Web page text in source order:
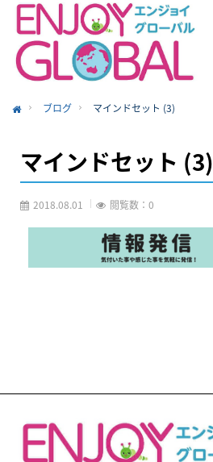
ブログ マインドセット (3)
マインドセット (3)
2018.08.01 閲覧数：0